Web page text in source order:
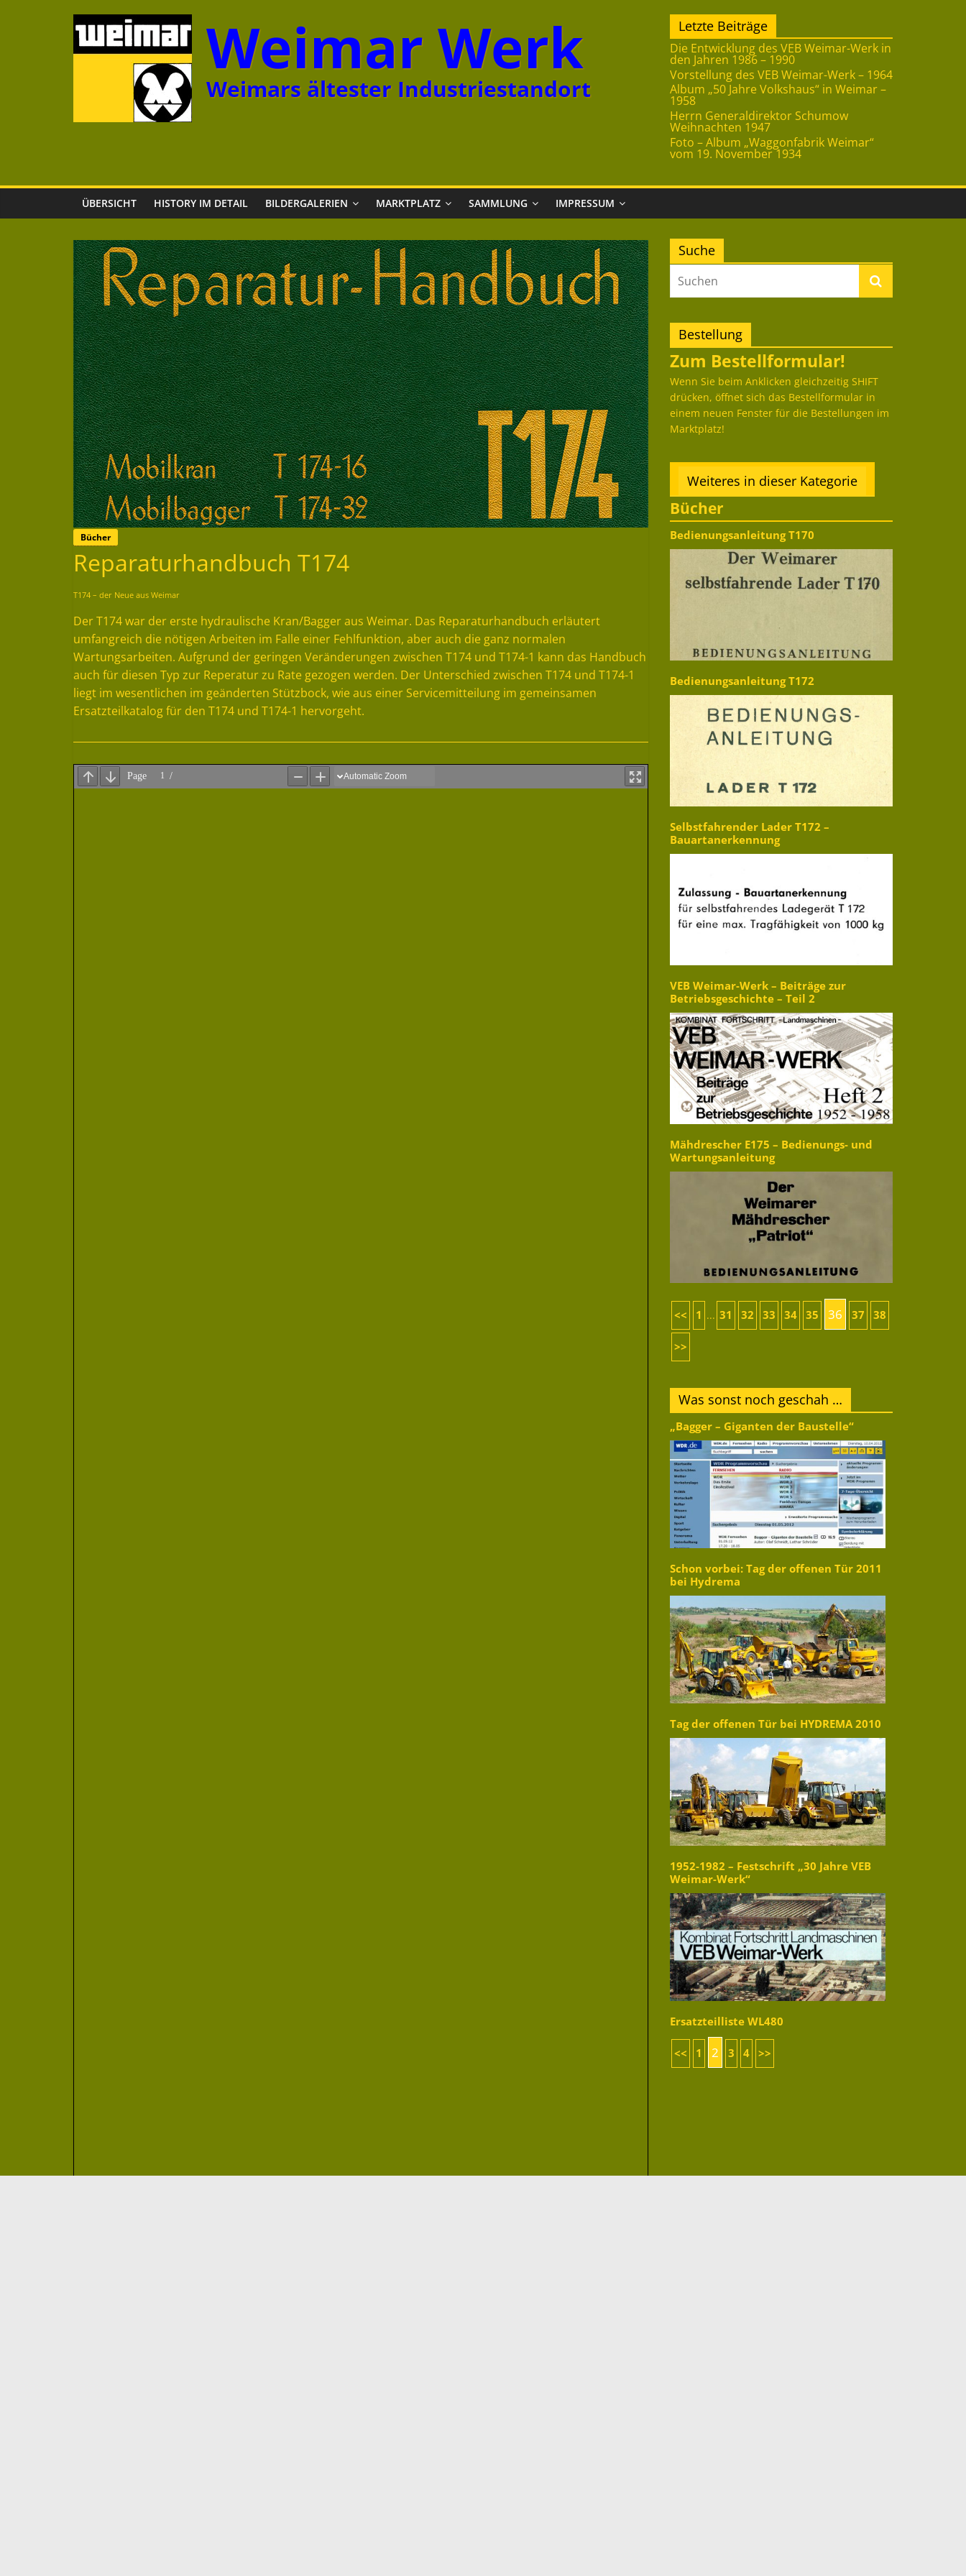
Weimar Werk
Weimars ältester Industriestandort
Letzte Beiträge
Die Entwicklung des VEB Weimar-Werk in
den Jahren 1986 – 1990
Vorstellung des VEB Weimar-Werk – 1964
Album „50 Jahre Volkshaus“ in Weimar –
1958
Herrn Generaldirektor Schumow
Weihnachten 1947
Foto – Album „Waggonfabrik Weimar“
vom 19. November 1934
ÜBERSICHT HISTORY IM DETAIL BILDERGALERIEN MARKTPLATZ SAMMLUNG IMPRESSUM
Bücher
Reparaturhandbuch T174
T174 – der Neue aus Weimar
Der T174 war der erste hydraulische Kran/Bagger aus Weimar. Das Reparaturhandbuch erläutert
umfangreich die nötigen Arbeiten im Falle einer Fehlfunktion, aber auch die ganz normalen
Wartungsarbeiten. Aufgrund der geringen Veränderungen zwischen T174 und T174-1 kann das Handbuch
auch für diesen Typ zur Reperatur zu Rate gezogen werden. Der Unterschied zwischen T174 und T174-1
liegt im wesentlichen im geänderten Stützbock, wie aus einer Servicemitteilung im gemeinsamen
Ersatzteilkatalog für den T174 und T174-1 hervorgeht.
Suche
Bestellung
Zum Bestellformular!
Wenn Sie beim Anklicken gleichzeitig SHIFT
drücken, öffnet sich das Bestellformular in
einem neuen Fenster für die Bestellungen im
Marktplatz!
Weiteres in dieser Kategorie
Bücher
Bedienungsanleitung T170
Bedienungsanleitung T172
Selbstfahrender Lader T172 –
Bauartanerkennung
VEB Weimar-Werk – Beiträge zur
Betriebsgeschichte – Teil 2
Mähdrescher E175 – Bedienungs- und
Wartungsanleitung
<< 1 ... 31 32 33 34 35 36 37 38
>>
Was sonst noch geschah …
„Bagger – Giganten der Baustelle“
Schon vorbei: Tag der offenen Tür 2011
bei Hydrema
Tag der offenen Tür bei HYDREMA 2010
1952-1982 – Festschrift „30 Jahre VEB
Weimar-Werk“
Ersatzteilliste WL480
<< 1 2 3 4 >>